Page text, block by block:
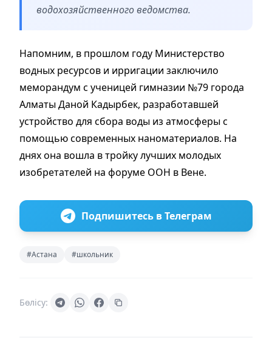
водохозяйственного ведомства.
Напомним, в прошлом году Министерство
водных ресурсов и ирригации заключило
меморандум с ученицей гимназии №79 города
Алматы Даной Кадырбек, разработавшей
устройство для сбора воды из атмосферы с
помощью современных наноматериалов. На
днях она вошла в тройку лучших молодых
изобретателей на форуме ООН в Вене.
Подпишитесь в Телеграм
#Астана #школьник
Бөлісу: